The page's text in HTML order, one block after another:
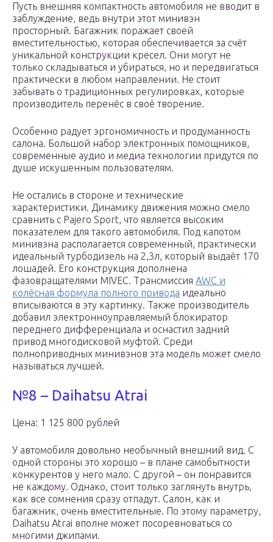
Пусть внешняя компактность автомобиля не вводит в
заблуждение, ведь внутри этот минивэн
просторный. Багажник поражает своей
вместительностью, которая обеспечивается за счёт
уникальной конструкции кресел. Они могут не
только складываться и убираться, но и передвигаться
практически в любом направлении. Не стоит
забывать о традиционных регулировках, которые
производитель перенёс в своё творение.
Особенно радует эргономичность и продуманность
салона. Большой набор электронных помощников,
современные аудио и медиа технологии придутся по
душе искушенным пользователям.
Не остались в стороне и технические
характеристики. Динамику движения можно смело
сравнить с Pajero Sport, что является высоким
показателем для такого автомобиля. Под капотом
минивэна располагается современный, практически
идеальный турбодизель на 2,3л, который выдаёт 170
лошадей. Его конструкция дополнена
фазовращателями MIVEC. Трансмиссия AWC и
колёсная формула полного привода идеально
вписываются в эту картинку. Также производитель
добавил электронноуправляемый блокиратор
переднего дифференциала и оснастил задний
привод многодисковой муфтой. Среди
полноприводных минивэнов эта модель может смело
называться лучшей.
№8 – Daihatsu Atrai
Цена: 1 125 800 рублей
У автомобиля довольно необычный внешний вид. С
одной стороны это хорошо – в плане самобытности
конкурентов у него мало. С другой – он понравится
не каждому. Однако, стоит только заглянуть внутрь,
как все сомнения сразу отпадут. Салон, как и
багажник, очень вместительные. По этому параметру,
Daihatsu Atrai вполне может посоревноваться со
многими джипами.